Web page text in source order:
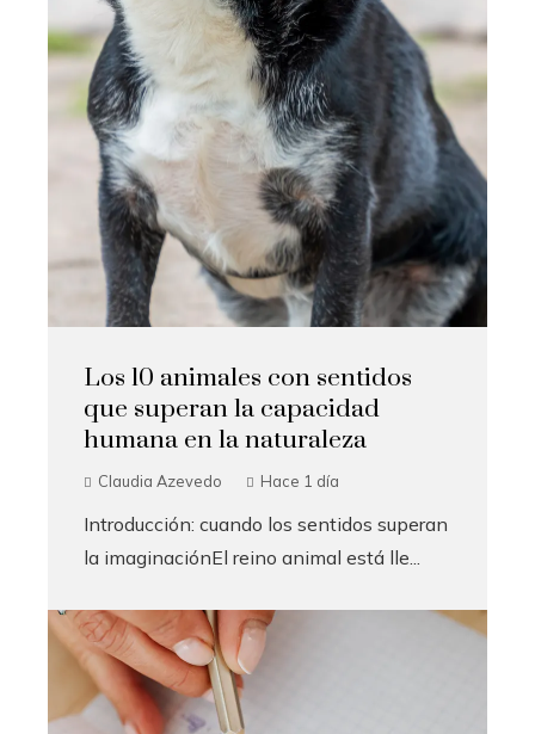
Los 10 animales con sentidos
que superan la capacidad
humana en la naturaleza
Claudia Azevedo Hace 1 día
Introducción: cuando los sentidos superan
la imaginaciónEl reino animal está lle...